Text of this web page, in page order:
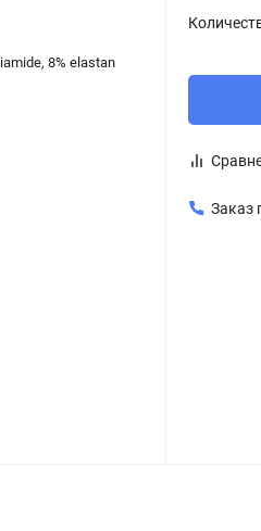
8% elastan
Заказ